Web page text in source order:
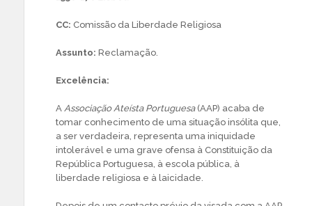
CC: Comissão da Liberdade Religiosa
Assunto: Reclamação.
Excelência:
A Associação Ateísta Portuguesa(AAP) acaba de
tomar conhecimento de uma situação insólita que,
a ser verdadeira, representa uma iniquidade
intolerável e uma grave ofensa à Constituição da
República Portuguesa, à escola pública, à
liberdade religiosa e à laicidade.